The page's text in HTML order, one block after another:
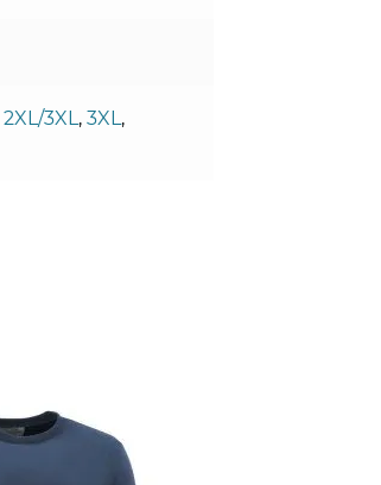
2XL/3XL, 3XL,